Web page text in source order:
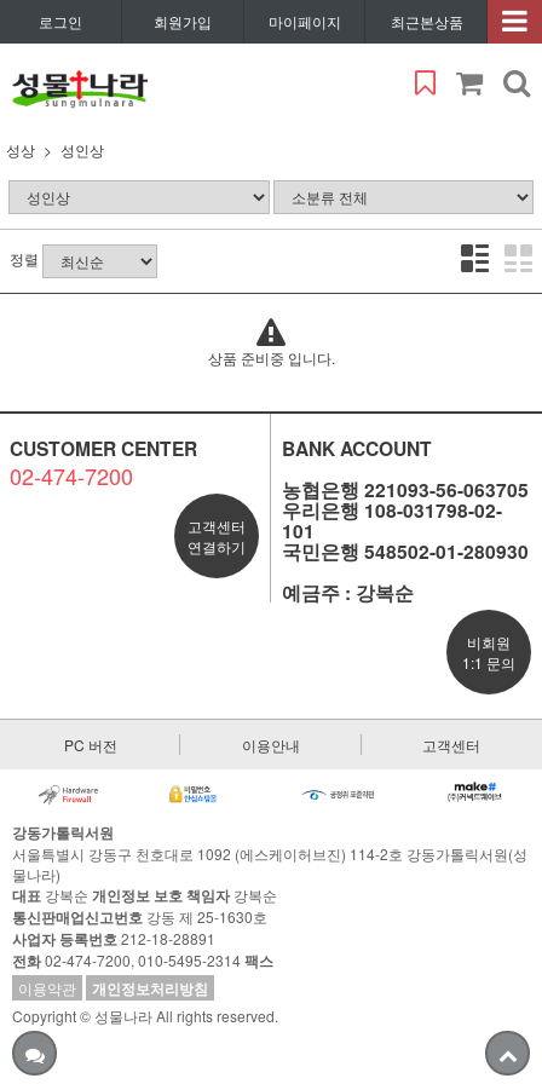
로그인 회원가입 마이페이지 최근본상품
성상 성인상
정렬
상품 준비중 입니다.
CUSTOMER CENTER
02-474-7200
고객센터
연결하기
BANK ACCOUNT
농협은행 221093-56-063705
우리은행 108-031798-02-
101
국민은행 548502-01-280930
예금주 : 강복순
비회원
1:1 문의
PC 버전 이용안내 고객센터
강동가톨릭서원
서울특별시 강동구 천호대로 1092 (에스케이허브진) 114-2호 강동가톨릭서원(성
물나라)
대표 강복순 개인정보 보호 책임자강복순
통신판매업신고번호 강동 제 25-1630호
사업자 등록번호212-18-28891
전화02-474-7200, 010-5495-2314팩스
이용약관 개인정보처리방침
Copyright © 성물나라 All rights reserved.